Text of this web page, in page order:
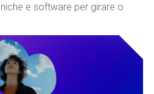
e software per girare o